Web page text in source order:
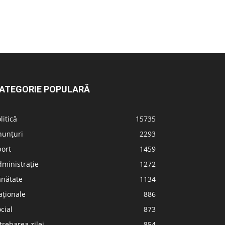
POPULARĂ
15735
2293
1459
1272
1134
886
873